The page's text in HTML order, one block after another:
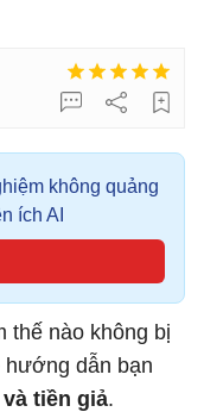
không quảng
ích AI
thế nào không bị
hướng dẫn bạn
tiền giả.